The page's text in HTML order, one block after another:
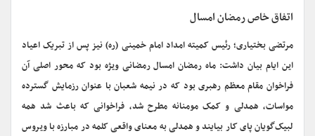
اتفاق خاص رمضان امسال
مرتضی بختیاری؛ رئیس کمیته امداد امام خمینی (ره) نیز پس از تبریک اعیاد
این ایام بیان داشت: ماه رمضان امسال رمضانی ویژه بود که محور اصلی آن
فراخوان مقام معظم رهبری بود که در نیمه شعبان با عنوان رزمایش گسترده
مواسات، همدلی و کمک مومنانه مطرح شد، فراخوانی که باعث شد همه
لبیک‌گویان پای کار بیایند و همدلی به معنای واقعی کلمه در مبارزه با ویروس